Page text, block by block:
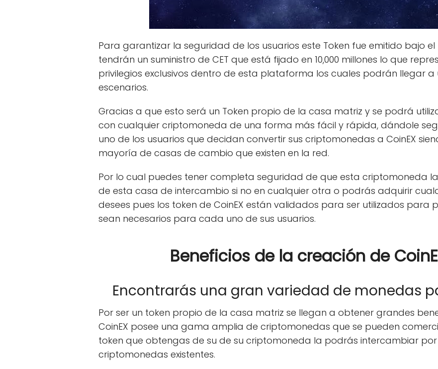
Para garantizar la seguridad de los usuarios este Token fue emitido bajo el
tendrán un suministro de CET que está fijado en 10,000 millones lo que
privilegios exclusivos dentro de esta plataforma los cuales podrán llegar a
escenarios.
Gracias a que esto será un Token propio de la casa matriz y se podrá
con cualquier criptomoneda de una forma más fácil y rápida, dándole
uno de los usuarios que decidan convertir sus criptomonedas a CoinEX
mayoría de casas de cambio que existen en la red.
Por lo cual puedes tener completa seguridad de que esta criptomoneda
de esta casa de intercambio si no en cualquier otra o podrás adquirir
desees pues los token de CoinEX están validados para ser utilizados para
sean necesarios para cada uno de sus usuarios.
Beneficios de la creación de
Encontrarás una gran variedad de monedas
Por ser un token propio de la casa matriz se llegan a obtener grandes
CoinEX posee una gama amplia de criptomonedas que se pueden
token que obtengas de su de su criptomoneda la podrás intercambiar
criptomonedas existentes.